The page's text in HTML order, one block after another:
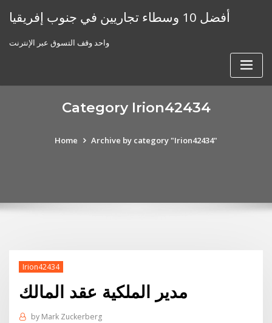
أفضل 10 وسطاء تجاريين في جنوب إفريقيا
واحد وقف التسوق عبر الإنترنت
Category Irion42434
Home Archive by category "Irion42434"
Irion42434
مدير الملكية عقد المالك
by Mark Zuckerberg